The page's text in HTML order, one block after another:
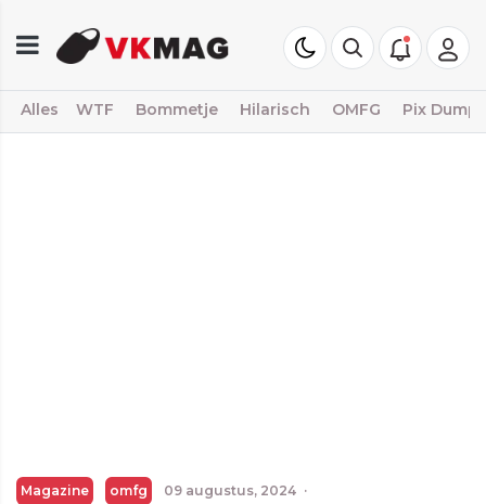
Alles WTF Bommetje Hilarisch OMFG Pix Dump
Magazine omfg 09 augustus, 2024 ·